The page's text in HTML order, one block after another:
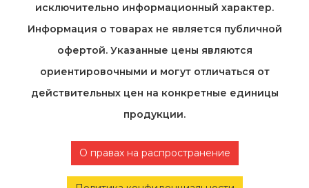
исключительно информационный характер.
Информация о товарах не является публичной
офертой. Указанные цены являются
ориентировочными и могут отличаться от
действительных цен на конкретные единицы
продукции.
О правах на распространение